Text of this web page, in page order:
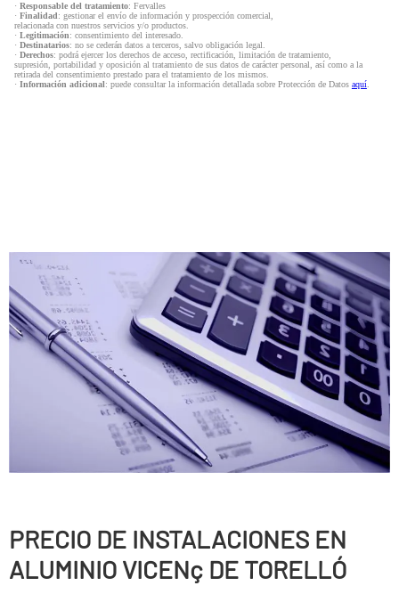
· Responsable del tratamiento: Fervalles
· Finalidad: gestionar el envío de información y prospección comercial,
relacionada con nuestros servicios y/o productos.
· Legitimación: consentimiento del interesado.
· Destinatarios: no se cederán datos a terceros, salvo obligación legal.
· Derechos: podrá ejercer los derechos de acceso, rectificación, limitación de tratamiento,
supresión, portabilidad y oposición al tratamiento de sus datos de carácter personal, así como a la
retirada del consentimiento prestado para el tratamiento de los mismos.
· Información adicional: puede consultar la información detallada sobre Protección de Datos aquí.
PRECIO DE INSTALACIONES EN
ALUMINIO VICENç DE TORELLÓ